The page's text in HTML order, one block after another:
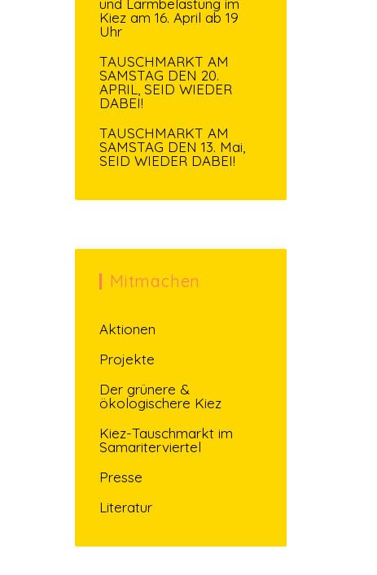
Kiez am 16. April ab 19
Uhr
TAUSCHMARKT AM
SAMSTAG DEN 20.
APRIL, SEID WIEDER
DABEI!
TAUSCHMARKT AM
SAMSTAG DEN 13. Mai,
SEID WIEDER DABEI!
Mitmachen
Aktionen
Projekte
Der grünere &
ökologischere Kiez
Kiez-Tauschmarkt im
Samariterviertel
Presse
Literatur